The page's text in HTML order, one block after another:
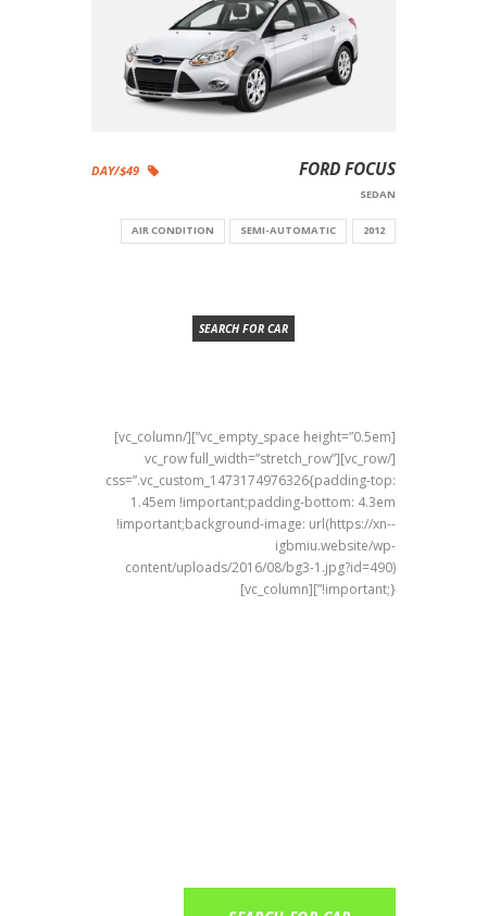
FORD FOCUS
SEDAN
$49/DAY
2012
SEMI-AUTOMATIC
AIR CONDITION
SEARCH FOR CAR
[vc_empty_space height=”0.5em”][/vc_column]
[/vc_row][vc_row full_width=”stretch_row”
css=”.vc_custom_1473174976326{padding-top:
1.45em !important;padding-bottom: 4.3em
!important;background-image: url(https://xn--
igbmiu.website/wp-
content/uploads/2016/08/bg3-1.jpg?id=490)
!important;}”][vc_column]